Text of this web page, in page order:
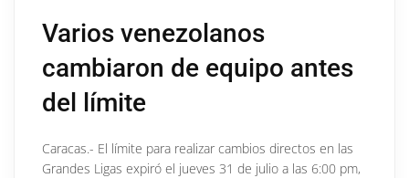
Varios venezolanos
cambiaron de equipo antes
del límite
Caracas.- El límite para realizar cambios directos en las
Grandes Ligas expiró el jueves 31 de julio a las 6:00 pm,